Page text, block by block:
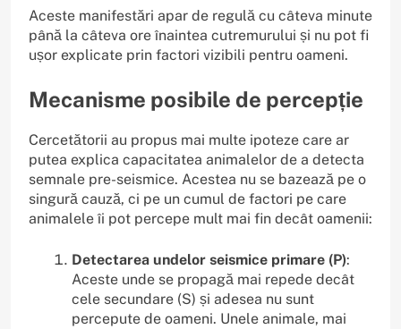
Aceste manifestări apar de regulă cu câteva minute
până la câteva ore înaintea cutremurului și nu pot fi
ușor explicate prin factori vizibili pentru oameni.
Mecanisme posibile de percepție
Cercetătorii au propus mai multe ipoteze care ar
putea explica capacitatea animalelor de a detecta
semnale pre-seismice. Acestea nu se bazează pe o
singură cauză, ci pe un cumul de factori pe care
animalele îi pot percepe mult mai fin decât oamenii:
Detectarea undelor seismice primare (P):
Aceste unde se propagă mai repede decât
cele secundare (S) și adesea nu sunt
percepute de oameni. Unele animale, mai